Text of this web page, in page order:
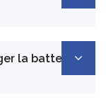
la batterie